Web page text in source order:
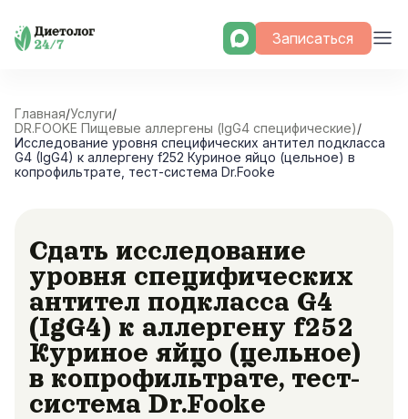
Skip
Записаться
Главная/Услуги/
DR.FOOKE Пищевые аллергены (IgG4 специфические)/
Исследование уровня специфических антител подкласса
G4 (IgG4) к аллергену f252 Куриное яйцо (цельное) в
копрофильтрате, тест-система Dr.Fooke
Сдать исследование
уровня специфических
антител подкласса G4
(IgG4) к аллергену f252
Куриное яйцо (цельное)
в копрофильтрате, тест-
система Dr.Fooke